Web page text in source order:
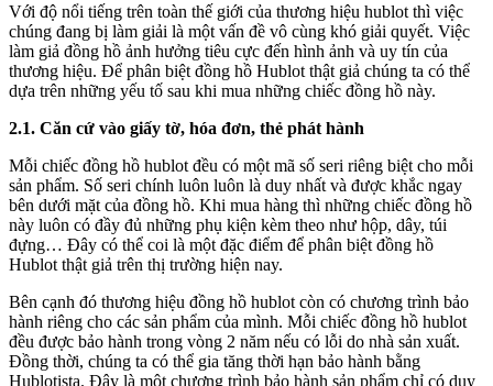
Với độ nổi tiếng trên toàn thế giới của thương hiệu hublot thì việc
chúng đang bị làm giải là một vấn đề vô cùng khó giải quyết. Việc
làm giả đồng hồ ảnh hưởng tiêu cực đến hình ảnh và uy tín của
thương hiệu. Để phân biệt đồng hồ Hublot thật giả chúng ta có thể
dựa trên những yếu tố sau khi mua những chiếc đồng hồ này.
2.1. Căn cứ vào giấy tờ, hóa đơn, thẻ phát hành
Mỗi chiếc đồng hồ hublot đều có một mã số seri riêng biệt cho mỗi
sản phẩm. Số seri chính luôn luôn là duy nhất và được khắc ngay
bên dưới mặt của đồng hồ. Khi mua hàng thì những chiếc đồng hồ
này luôn có đầy đủ những phụ kiện kèm theo như hộp, dây, túi
đựng… Đây có thể coi là một đặc điểm để phân biệt đồng hồ
Hublot thật giả trên thị trường hiện nay.
Bên cạnh đó thương hiệu đồng hồ hublot còn có chương trình bảo
hành riêng cho các sản phẩm của mình. Mỗi chiếc đồng hồ hublot
đều được bảo hành trong vòng 2 năm nếu có lỗi do nhà sản xuất.
Đồng thời, chúng ta có thể gia tăng thời hạn bảo hành bằng
Hublotista. Đây là một chương trình bảo hành sản phẩm chỉ có duy